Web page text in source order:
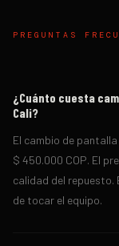
PREGUNTAS
¿Cuánto cuesta
Cali?
El cambio de pantalla
$ 450.000 COP. El
calidad del repuesto.
de tocar el equipo.